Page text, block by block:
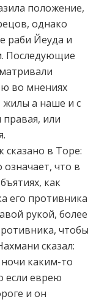
положение,
однако
раби Йеуда и
Последующие
во мнениях
жилы а наше и с
правая, или
сказано в Торе:
означает, что в
как
его противника
рукой, более
чтобы
сказал:
ночи каким-то
если еврею
и он